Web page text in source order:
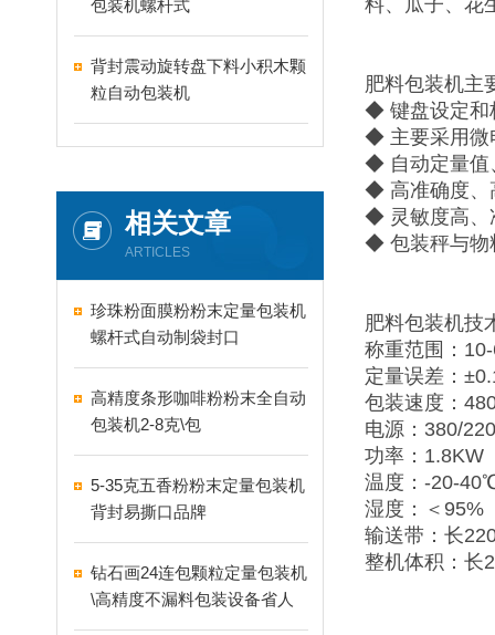
包装机螺杆式
背封震动旋转盘下料小积木颗
粒自动包装机
相关文章
ARTICLES
珍珠粉面膜粉粉末定量包装机
螺杆式自动制袋封口
高精度条形咖啡粉粉末全自动
包装机2-8克\包
5-35克五香粉粉末定量包装机
背封易撕口品牌
钻石画24连包颗粒定量包装机
\高精度不漏料包装设备省人
工
料、瓜子、花
肥料包装机主
◆ 键盘设定和
◆ 主要采用微
◆ 自动定量值
◆ 高准确度、
◆ 灵敏度高、
◆ 包装秤与物
肥料包装机技
称重范围：
定量误差：
包装速度：
电源：380/
功率：1.8KW
温度：-20-
湿度：＜95%
输送带：长
整机体积：长